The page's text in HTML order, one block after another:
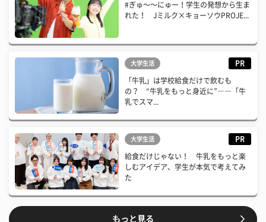
#ぎゅ〜〜にゅー！学生の発想から生ま
れた！ Jミルク×キョーソウPROJE...
大学生活 PR
「牛乳」は学校給食だけで飲むも
の？ “牛乳をもっと身近に”――「牛
乳でスマ...
大学生活 PR
給食だけじゃない！ 牛乳をもっと楽
しむアイデア、学生が本気で考えてみ
た
もっと見る